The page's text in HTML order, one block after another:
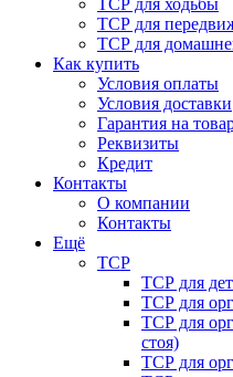
ТСР для ходьбы
ТСР для
ТСР для
Как купить
Условия оплаты
Условия доставки
Гарантия на
Реквизиты
Кредит
Контакты
О компании
Контакты
Ещё
ТСР
ТСР для
ТСР для
ТСР для
стоя)
ТСР для